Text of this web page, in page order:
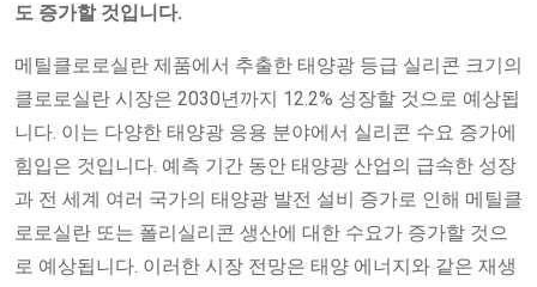
도 증가할 것입니다.
메틸클로로실란 제품에서 추출한 태양광 등급 실리콘 크기의
클로로실란 시장은 2030년까지 12.2% 성장할 것으로 예상됩
니다. 이는 다양한 태양광 응용 분야에서 실리콘 수요 증가에
힘입은 것입니다. 예측 기간 동안 태양광 산업의 급속한 성장
과 전 세계 여러 국가의 태양광 발전 설비 증가로 인해 메틸클
로로실란 또는 폴리실리콘 생산에 대한 수요가 증가할 것으
로 예상됩니다. 이러한 시장 전망은 태양 에너지와 같은 재생